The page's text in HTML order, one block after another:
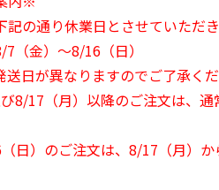
の通り休業日とさせていただき
（金）～8/16（日）
日が異なりますのでご了承くだ
8/17（月）以降のご注文は、
日）のご注文は、8/17（月）